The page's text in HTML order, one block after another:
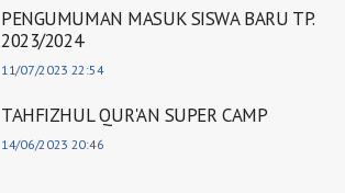
PENGUMUMAN MASUK SISWA BARU TP.
2023/2024
11/07/2023 22:54
TAHFIZHUL QUR'AN SUPER CAMP
14/06/2023 20:46